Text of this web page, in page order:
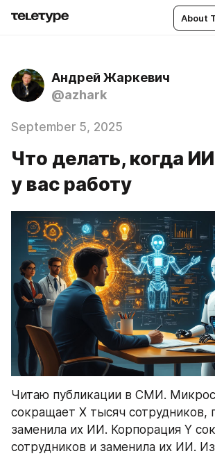
About
Андрей Жаркевич
@azhark
September 5, 2025
Что делать, когда
у вас работу
Читаю публикации в СМИ.
сокращает Х тысяч сотрудников,
заменила их ИИ. Корпорация Y
сотрудников и заменила их ИИ.